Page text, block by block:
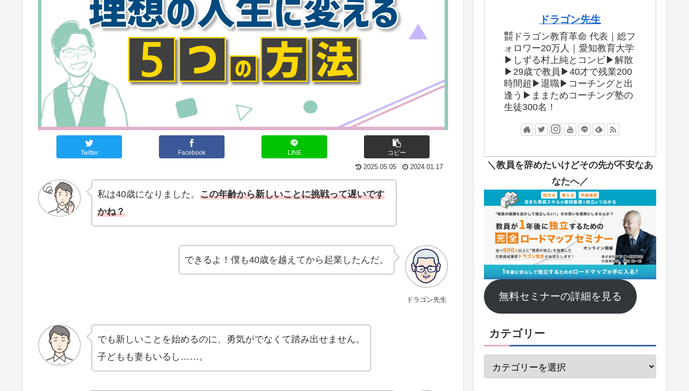
Twitter Facebook LINE コピー
2025.05.05 2024.01.17
私は40歳になりました。 この年齢から新しいことに挑戦って遅いです
かね？
ドラゴン先生
できるよ！僕も40歳を越えてから起業したんだ。
でも新しいことを始めるのに、勇気がでなくて踏み出せません。
子どもも妻もいるし……。
ドラゴン先生
㍿ドラゴン教育革命 代表｜総フ
ォロワー20万人｜愛知教育大学
▶︎しずる村上純とコンビ▶︎解散
▶︎29歳で教員▶︎40才で残業200
時間超▶︎退職▶︎コーチングと出
逢う▶︎ままためコーチング塾の
生徒300名！
＼教員を辞めたいけどその先が不安なあ
なたへ／
無料セミナーの詳細を見る
カテゴリー